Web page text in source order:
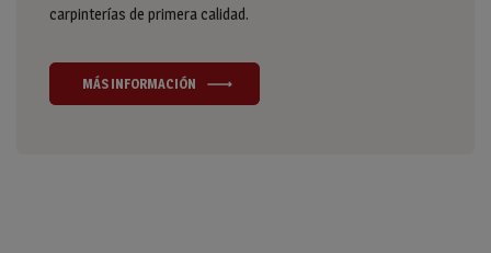
carpinterías de primera calidad.
MÁS INFORMACIÓN